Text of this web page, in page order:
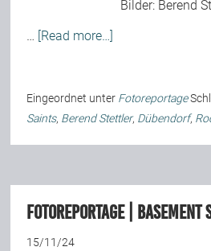
Alles andere
Backstage
Kontakt
Team
Bilder: Berend
… [Read more…]
Eingeordnet unter Fotoreportage
Saints, Berend Stettler, Dübendorf,
Fotoreportage | Basement
15/11/24